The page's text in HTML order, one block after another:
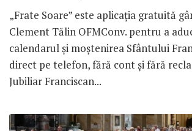
„Frate Soare” este aplicația gratuită
Clement Tălin OFMConv. pentru a
calendarul și moștenirea Sfântului
direct pe telefon, fără cont și fără
Jubiliar Franciscan...